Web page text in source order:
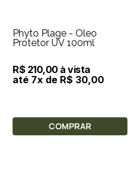
Phyto Plage - Óleo
Protetor UV 100ml
R$ 210,00 à vista
até 7x de R$ 30,00
COMPRAR